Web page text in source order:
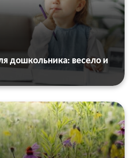
дошкольника: весело и